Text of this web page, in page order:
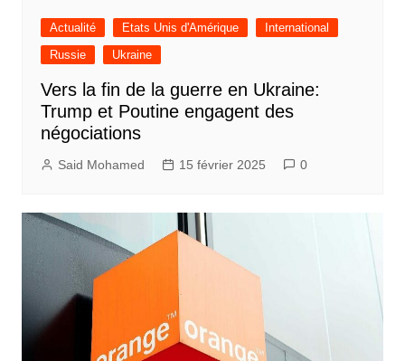
Actualité Etats Unis d'Amérique
International
Russie
Ukraine
Vers la fin de la guerre en Ukraine:
Trump et Poutine engagent des
négociations
Said Mohamed 15 février 2025 0